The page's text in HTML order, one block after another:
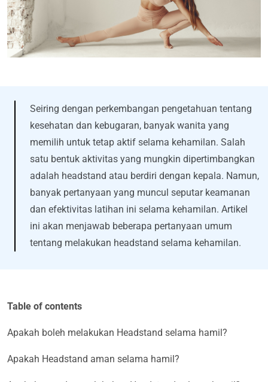
Seiring dengan perkembangan pengetahuan tentang
kesehatan dan kebugaran, banyak wanita yang
memilih untuk tetap aktif selama kehamilan. Salah
satu bentuk aktivitas yang mungkin dipertimbangkan
adalah headstand atau berdiri dengan kepala. Namun,
banyak pertanyaan yang muncul seputar keamanan
dan efektivitas latihan ini selama kehamilan. Artikel
ini akan menjawab beberapa pertanyaan umum
tentang melakukan headstand selama kehamilan.
Table of contents
Apakah boleh melakukan Headstand selama hamil?
Apakah Headstand aman selama hamil?